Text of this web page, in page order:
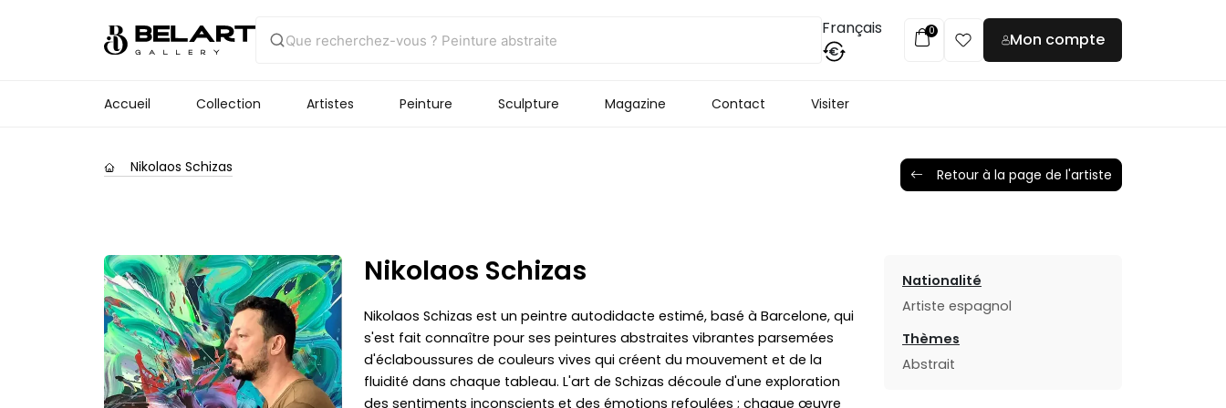
Français
€
0 Mon compte
Accueil Collection Artistes Peinture Sculpture Magazine Contact Visiter
Nikolaos Schizas Retour à la page de l'artiste
Nikolaos Schizas
Nikolaos Schizas est un peintre autodidacte estimé, basé à Barcelone, qui
s'est fait connaître pour ses peintures abstraites vibrantes parsemées
d'éclaboussures de couleurs vives qui créent du mouvement et de la
fluidité dans chaque tableau. L'art de Schizas découle d'une exploration
des sentiments inconscients et des émotions refoulées ; chaque œuvre
Nationalité
Artiste espagnol
Thèmes
Abstrait